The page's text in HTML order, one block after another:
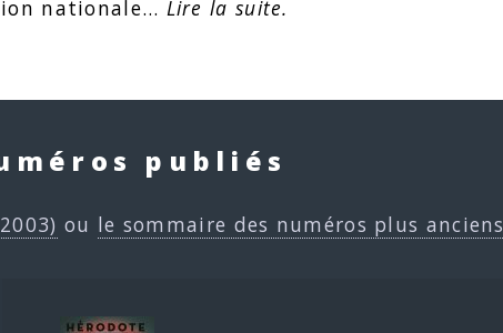
nationale… Lire la suite.
publiés
ou le sommaire des numéros plus anciens